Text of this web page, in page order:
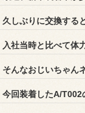
久しぶりに交換すると
入社当時と比べて体
そんなおじいちゃん
今回装着したA/T002